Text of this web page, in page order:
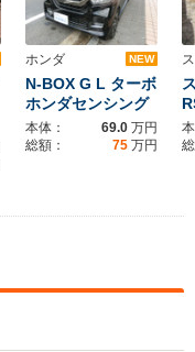
ホンダ NEW
N-BOX G L ターボ
ホンダセンシング
本体： 69.0 万円
総額：
75 万円